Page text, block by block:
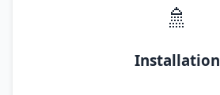
🚿
Installation